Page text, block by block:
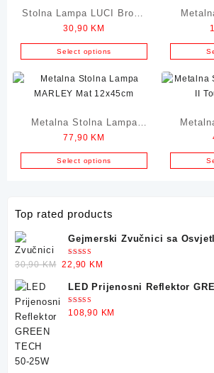
Stolna Lampa LUCI Brown
14x23cm
30,90 KM
Select options
Metalna Stolna Lampa
MARLEY Mat 12x45cm
77,90 KM
Select options
PRINZ
Top rated products
Gejmerski Zvučnici sa
Ocjenjeno
5.00 od 5
30,90KM Original
was:
30,90 KM.
22,90 KM
is:
22,90 KM.
LED Prijenosni Reflektor
25W
Ocjenjeno
5.00od 5
108,90 KM